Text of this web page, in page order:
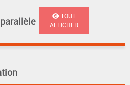
TOUT
AFFICHER